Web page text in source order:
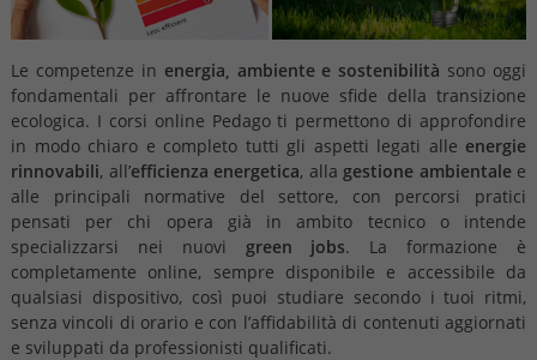
Le competenze in energia, ambiente e sostenibilità sono oggi
fondamentali per affrontare le nuove sfide della transizione
ecologica. I corsi online Pedago ti permettono di approfondire
in modo chiaro e completo tutti gli aspetti legati alle energie
rinnovabili, all’efficienza energetica, alla gestione ambientalee
alle principali normative del settore, con percorsi pratici
pensati per chi opera già in ambito tecnico o intende
specializzarsi nei nuovi green jobs. La formazione è
completamente online, sempre disponibile e accessibile da
qualsiasi dispositivo, così puoi studiare secondo i tuoi ritmi,
senza vincoli di orario e con l’affidabilità di contenuti aggiornati
e sviluppati da professionisti qualificati.